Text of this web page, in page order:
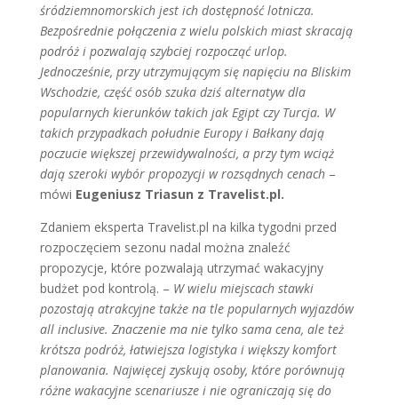
śródziemnomorskich jest ich dostępność lotnicza.
Bezpośrednie połączenia z wielu polskich miast skracają
podróż i pozwalają szybciej rozpocząć urlop.
Jednocześnie, przy utrzymującym się napięciu na Bliskim
Wschodzie, część osób szuka dziś alternatyw dla
popularnych kierunków takich jak Egipt czy Turcja. W
takich przypadkach południe Europy i Bałkany dają
poczucie większej przewidywalności, a przy tym wciąż
dają szeroki wybór propozycji w rozsądnych cenach–
mówi Eugeniusz Triasun z Travelist.pl.
Zdaniem eksperta Travelist.pl na kilka tygodni przed
rozpoczęciem sezonu nadal można znaleźć
propozycje, które pozwalają utrzymać wakacyjny
budżet pod kontrolą. – W wielu miejscach stawki
pozostają atrakcyjne także na tle popularnych wyjazdów
all inclusive. Znaczenie ma nie tylko sama cena, ale też
krótsza podróż, łatwiejsza logistyka i większy komfort
planowania. Najwięcej zyskują osoby, które porównują
różne wakacyjne scenariusze i nie ograniczają się do